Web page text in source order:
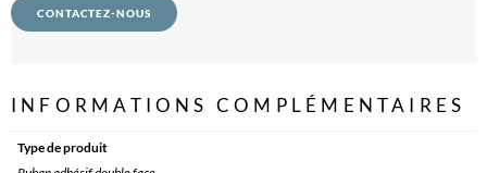
CONTACTEZ-NOUS
INFORMATIONS COMPLÉMENTAIRES
Type de produit